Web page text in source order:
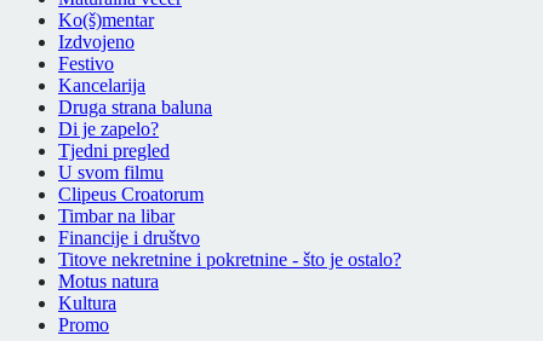
Ko(š)mentar
Izdvojeno
Festivo
Kancelarija
Druga strana baluna
Di je zapelo?
Tjedni pregled
U svom filmu
Clipeus Croatorum
Timbar na libar
Financije i društvo
Titove nekretnine i pokretnine - što je ostalo?
Motus natura
Kultura
Promo